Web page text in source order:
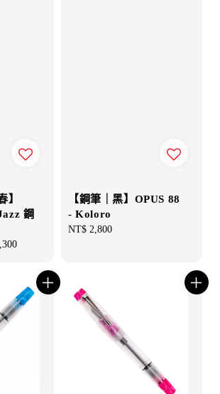
】
鋼
【鋼筆｜黑】OPUS 88
- Koloro
Regular
NT$ 2,800